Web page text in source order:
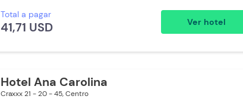
Toallas
Baño Privado
Aceptan mascotas pequeñas (Cargo Extra)
Estación de Café
Total a pagar
41,71 USD Ver hotel
Hotel Ana Carolina
Craxxx 21 - 20 - 45, Centro